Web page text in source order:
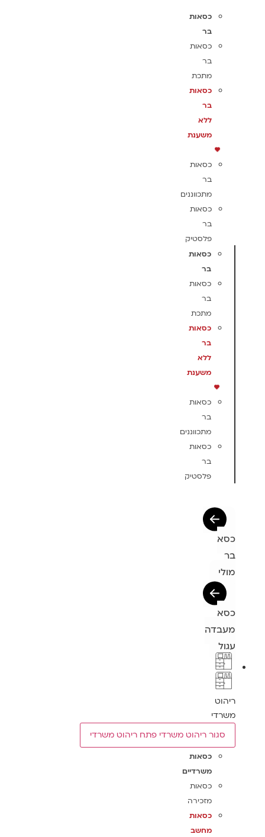
כסאות
בר
כסאות
בר
מתכת
כסאות
בר
ללא
משענת
כסאות
בר
מתכווננים
כסאות
בר
פלסטיק
כסאות
בר
כסאות
בר
מתכת
כסאות
בר
ללא
משענת
כסאות
בר
מתכווננים
כסאות
בר
פלסטיק
כסא
בר
מולי
כסא
מעבדה
עגול
ריהוט
משרדי
סגור ריהוט משרדי פתח ריהוט משרדי
כסאות
משרדיים
כסאות
מזכירה
כסאות
מחשב